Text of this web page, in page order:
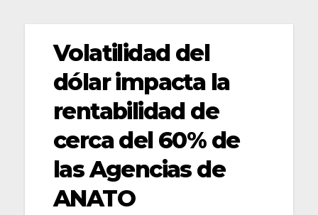
Volatilidad del
dólar impacta la
rentabilidad de
cerca del 60% de
las Agencias de
ANATO